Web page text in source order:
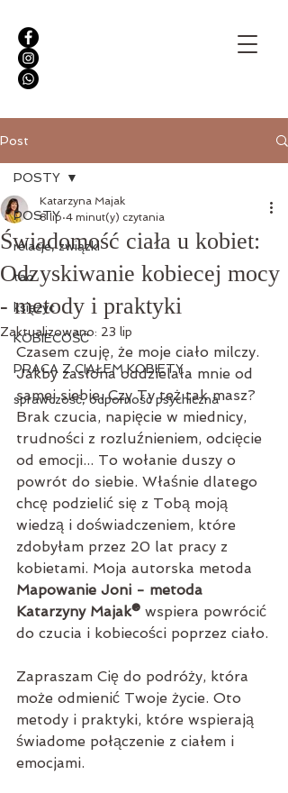
Post
POSTY
relacje, związki
tao
księżyc
KOBIECOŚĆ
PRACA Z CIAŁEM KOBIETY
sprawczość, odporność psychiczna
POSTY
Świadomość ciała u kobiet:
Odzyskiwanie kobiecej mocy
- metody i praktyki
Katarzyna Majak
8 lip 4 minut(y) czytania
Zaktualizowano: 23 lip
Czasem czuję, że moje ciało milczy.
Jakby zasłona oddzielała mnie od
samej siebie. Czy Ty też tak masz?
Brak czucia, napięcie w miednicy,
trudności z rozluźnieniem, odcięcie
od emocji... To wołanie duszy o
powrót do siebie. Właśnie dlatego
chcę podzielić się z Tobą moją
wiedzą i doświadczeniem, które
zdobyłam przez 20 lat pracy z
kobietami. Moja autorska metoda
Mapowanie Joni - metoda
Katarzyny Majak® wspiera powrócić
do czucia i kobiecości poprzez ciało.
Zapraszam Cię do podróży, która
może odmienić Twoje życie. Oto
metody i praktyki, które wspierają
świadome połączenie z ciałem i
emocjami.